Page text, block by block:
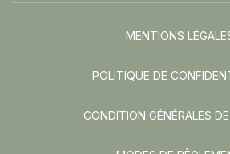
MENTIONS
POLITIQUE DE
CONDITION GÉNÉRALES